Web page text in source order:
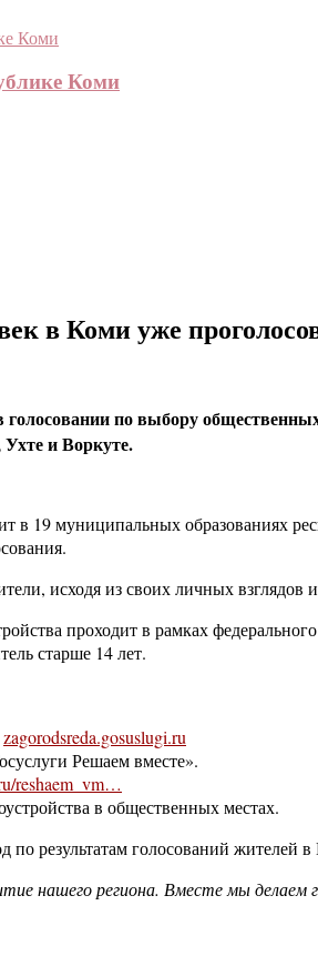
Коми
в Коми уже
по выбору
и Воркуте.
в 19 муниципальных образованиях
исходя из своих личных
проходит в рамках
старше 14 лет.
zagorodsreda.gosuslugi.ru
Решаем вместе».
reshaem_vm…
в общественных местах.
результатам голосований жителей
нашего региона. Вместе мы делаем